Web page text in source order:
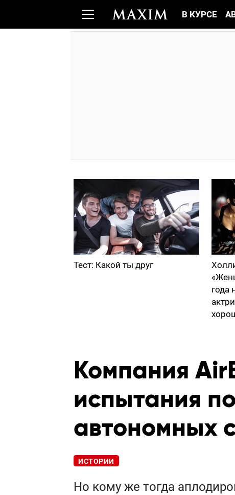
В КУРСЕ
Тест: Какой ты друг
года
Компания
испытания
автономных
ИСТОРИИ
Но кому же тогда